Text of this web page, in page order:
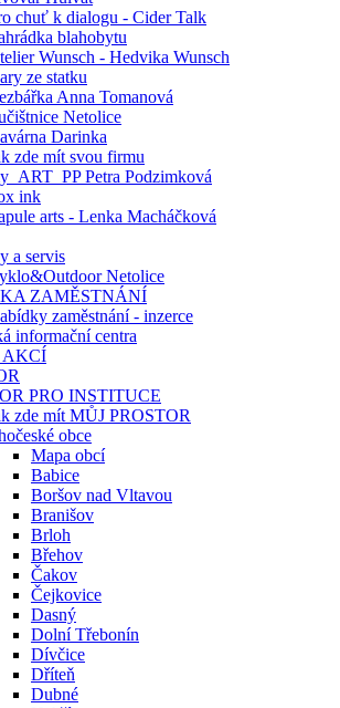
chuť k dialogu - Cider Talk
blahobytu
Wunsch - Hedvika Wunsch
ze statku
Anna Tomanová
Netolice
Darinka
zde mít svou firmu
Petra Podzimková
ink
arts - Lenka Macháčková
a servis
Netolice
ZAMĚSTNÁNÍ
zaměstnání - inzerce
informační centra
PRO INSTITUCE
zde mít MŮJ PROSTOR
obce
Mapa obcí
Babice
Boršov nad Vltavou
Branišov
Brloh
Břehov
Čakov
Čejkovice
Dasný
Dolní Třebonín
Dívčice
Dříteň
Dubné